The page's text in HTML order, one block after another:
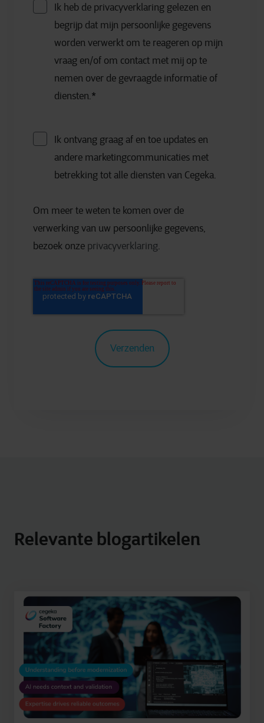
Ik heb de privacyverklaring gelezen en
begrijp dat mijn persoonlijke gegevens
worden verwerkt om te reageren op mijn
vraag en/of om contact met mij op te
nemen over de gevraagde informatie of
diensten.*
Ik ontvang graag af en toe updates en
andere marketingcommunicaties met
betrekking tot alle diensten van Cegeka.
Om meer te weten te komen over de
verwerking van uw persoonlijke gegevens,
bezoek onze privacyverklaring.
Relevante blogartikelen